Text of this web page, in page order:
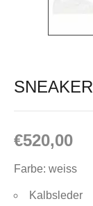
€520,00
Farbe: weiss
Kalbsleder